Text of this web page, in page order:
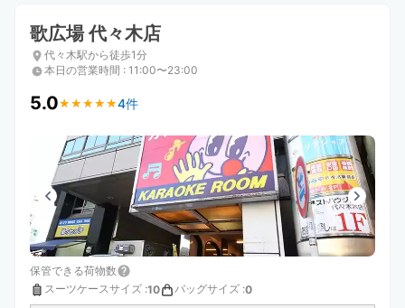
歌広場 代々木店
代々木駅から徒歩1分
本日の営業時間 : 11:00〜23:00
5.0★ ★ ★ ★ ★
★ ★ ★ ★ ★4件
保管できる荷物数
スーツケースサイズ :10 バッグサイズ :0